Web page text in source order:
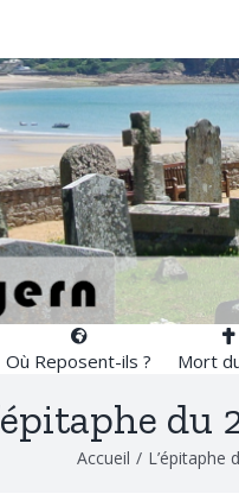
Où Reposent-ils ? Mort
du
Accueil / L’épitaphe